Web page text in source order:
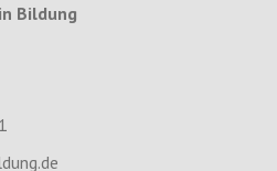
Bildung